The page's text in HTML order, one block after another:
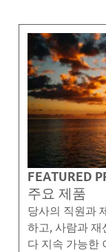
FEATURED
주요 제품
당사의 직원과
하고, 사람과 재
다 지속 가능한